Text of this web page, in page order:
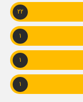
22
1
1
1